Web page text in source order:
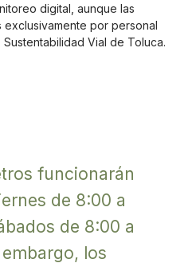
digital, aunque las
por personal
Vial de Toluca.
funcionarán
de 8:00 a
de 8:00 a
los